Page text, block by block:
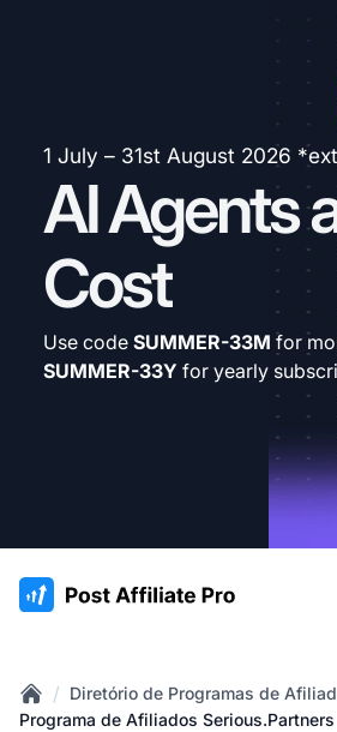
1 July – 31st August 2026
AI Agents
Cost
Use code SUMMER-33M for
SUMMER-33Y for yearly
:site.title
Home
/ Diretório de Programas de
Programa de Afiliados Serious.Partners